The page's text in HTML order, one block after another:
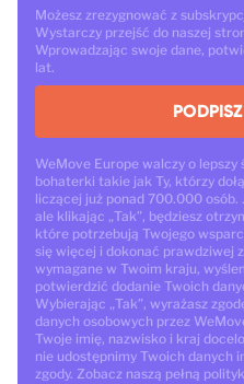
Możesz zrezygnować z
Wystarczy przejść do naszej
Wprowadzając swoje dane,
lat.
WeMove Europe walczy o
bohaterki takie jak Ty, którzy
liczącej już ponad 700.000
ale klikając „Tak”, będziesz
które potrzebują Twojego
się więcej i dokonać prawdziwej
wymagane w Twoim kraju,
potwierdzić dodanie Twoich
Wybierając „Tak”, wyrażasz
danych osobowych przez
Twoje imię, nazwisko i kraj
nie udostępnimy Twoich danych
zgody. Zobacz naszą pełną